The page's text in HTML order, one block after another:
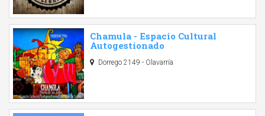
Chamula - Espacio Cultural
Autogestionado
Dorrego 2149 - Olavarría